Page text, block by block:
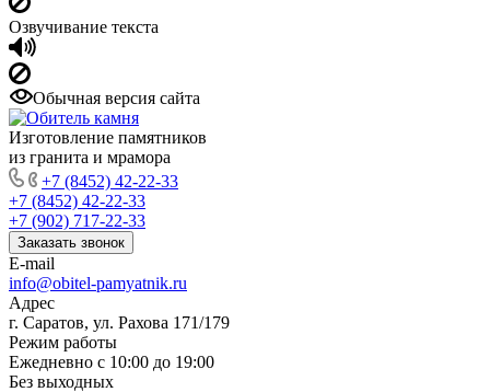
Озвучивание текста
Обычная версия сайта
Изготовление памятников
из гранита и мрамора
+7 (8452) 42-22-33
+7 (8452) 42-22-33
+7 (902) 717-22-33
Заказать звонок
E-mail
info@obitel-pamyatnik.ru
Адрес
г. Саратов, ул. Рахова 171/179
Режим работы
Ежедневно с 10:00 до 19:00
Без выходных